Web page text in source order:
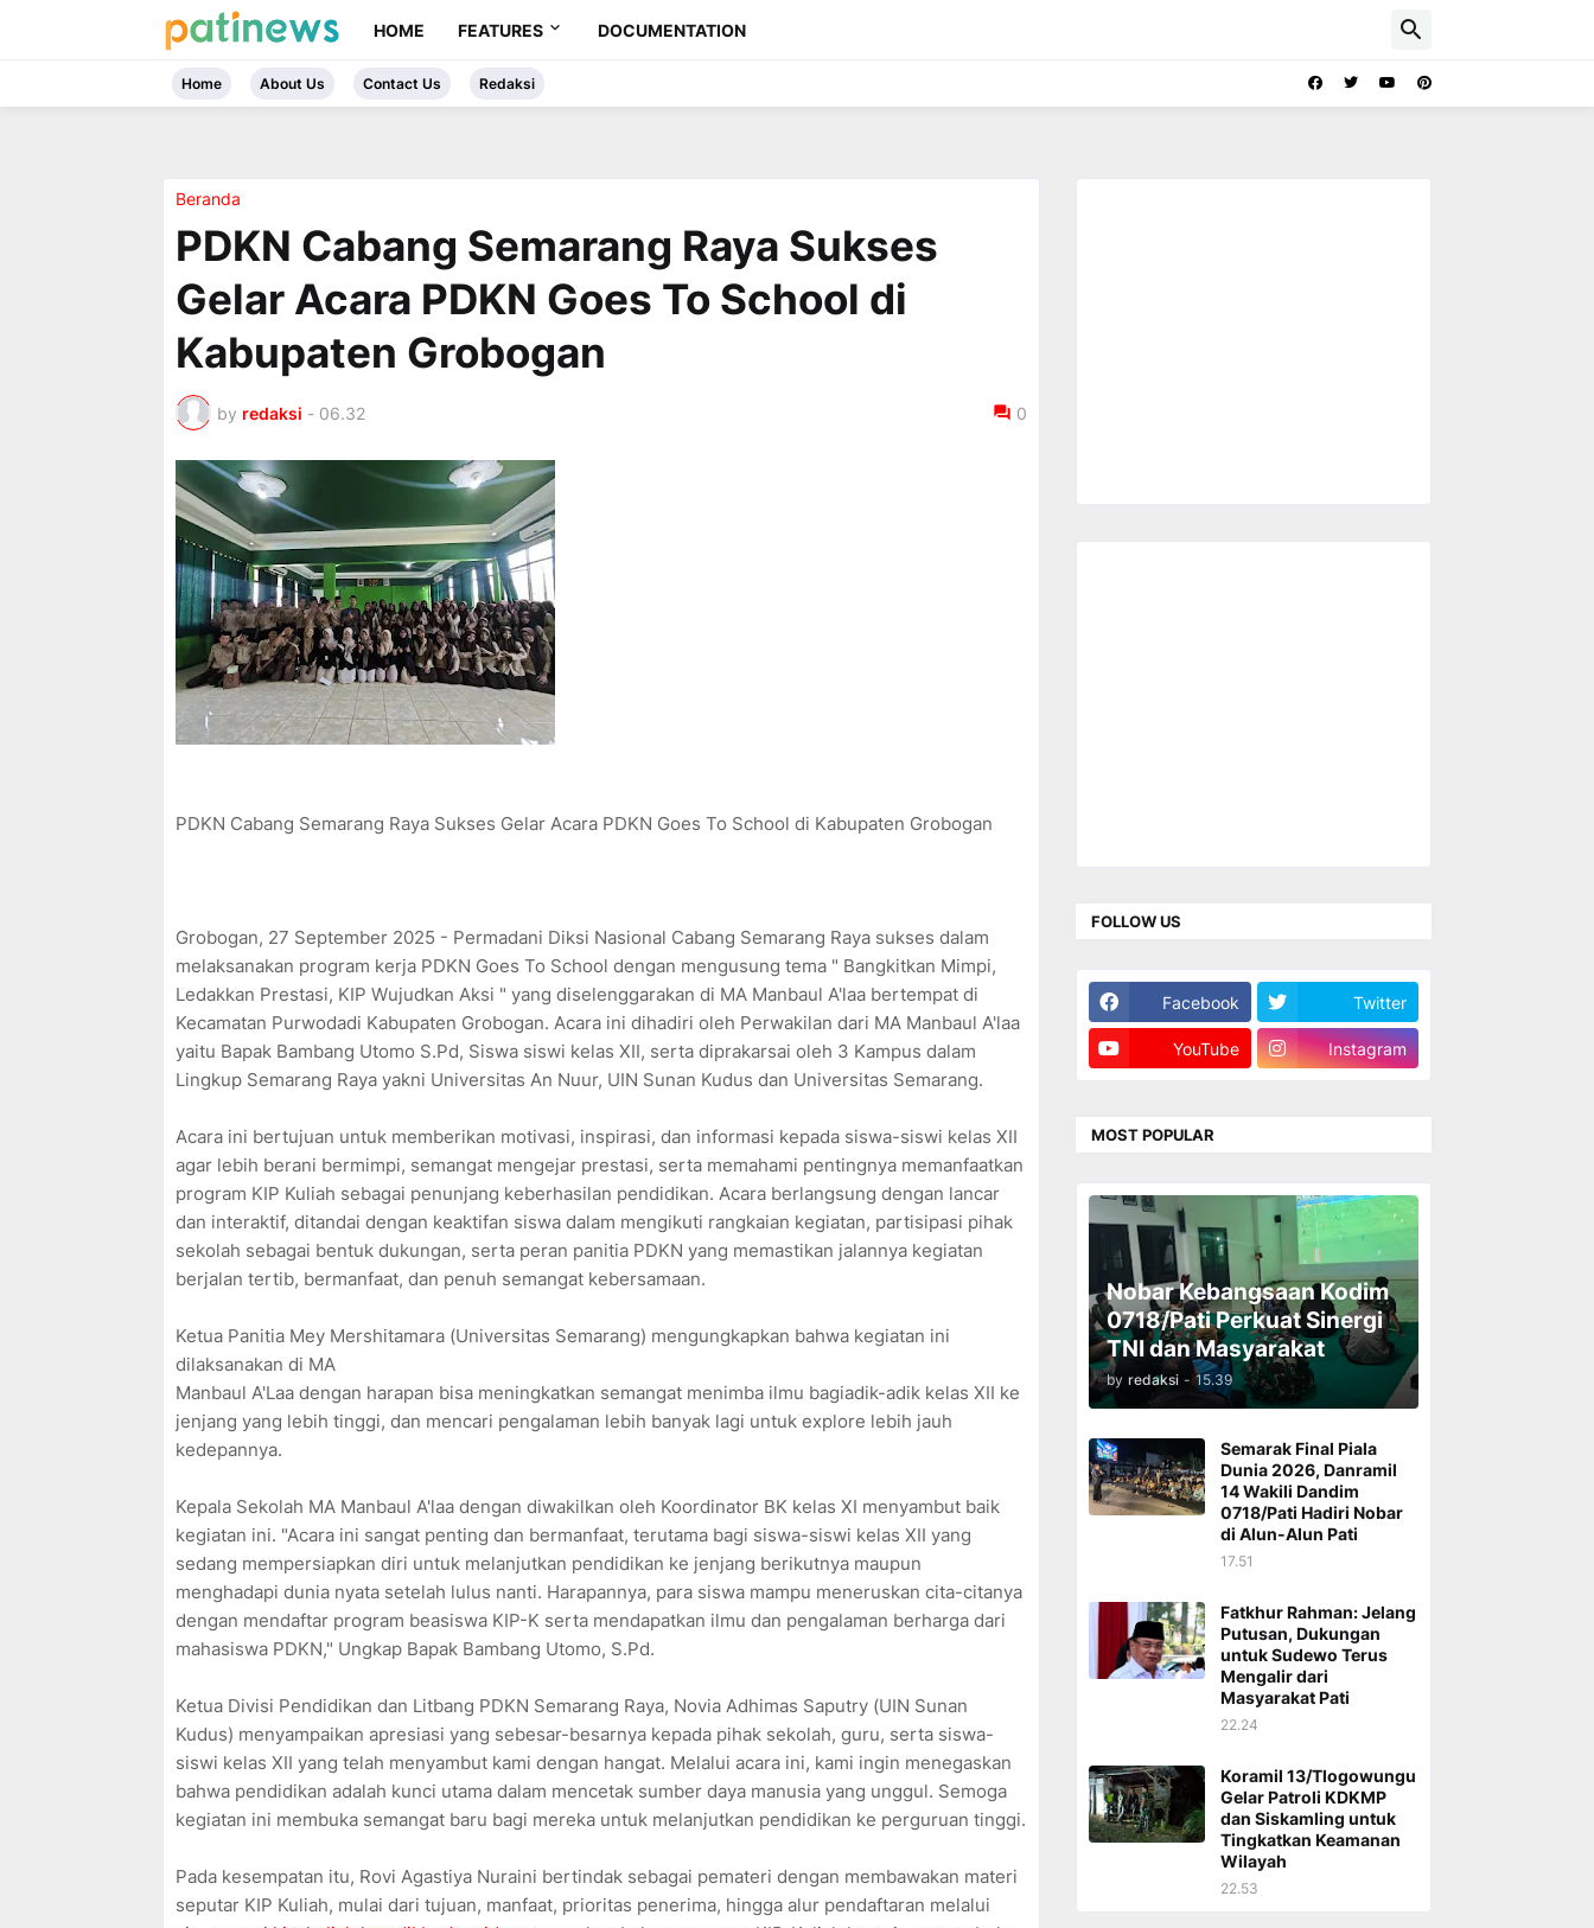
HOME FEATURES DOCUMENTATION
Home About Us Contact Us Redaksi
Beranda
PDKN Cabang Semarang Raya Sukses
Gelar Acara PDKN Goes To School di
Kabupaten Grobogan
by redaksi - 06.32 0
PDKN Cabang Semarang Raya Sukses Gelar Acara PDKN Goes To School di Kabupaten Grobogan
Grobogan, 27 September 2025 - Permadani Diksi Nasional Cabang Semarang Raya sukses dalam
melaksanakan program kerja PDKN Goes To School dengan mengusung tema " Bangkitkan Mimpi,
Ledakkan Prestasi, KIP Wujudkan Aksi " yang diselenggarakan di MA Manbaul A'laa bertempat di
Kecamatan Purwodadi Kabupaten Grobogan. Acara ini dihadiri oleh Perwakilan dari MA Manbaul A'laa
yaitu Bapak Bambang Utomo S.Pd, Siswa siswi kelas XII, serta diprakarsai oleh 3 Kampus dalam
Lingkup Semarang Raya yakni Universitas An Nuur, UIN Sunan Kudus dan Universitas Semarang.
Acara ini bertujuan untuk memberikan motivasi, inspirasi, dan informasi kepada siswa-siswi kelas XII
agar lebih berani bermimpi, semangat mengejar prestasi, serta memahami pentingnya memanfaatkan
program KIP Kuliah sebagai penunjang keberhasilan pendidikan. Acara berlangsung dengan lancar
dan interaktif, ditandai dengan keaktifan siswa dalam mengikuti rangkaian kegiatan, partisipasi pihak
sekolah sebagai bentuk dukungan, serta peran panitia PDKN yang memastikan jalannya kegiatan
berjalan tertib, bermanfaat, dan penuh semangat kebersamaan.
Ketua Panitia Mey Mershitamara (Universitas Semarang) mengungkapkan bahwa kegiatan ini
dilaksanakan di MA
Manbaul A'Laa dengan harapan bisa meningkatkan semangat menimba ilmu bagiadik-adik kelas XII ke
jenjang yang lebih tinggi, dan mencari pengalaman lebih banyak lagi untuk explore lebih jauh
kedepannya.
Kepala Sekolah MA Manbaul A'laa dengan diwakilkan oleh Koordinator BK kelas XI menyambut baik
kegiatan ini. "Acara ini sangat penting dan bermanfaat, terutama bagi siswa-siswi kelas XII yang
sedang mempersiapkan diri untuk melanjutkan pendidikan ke jenjang berikutnya maupun
menghadapi dunia nyata setelah lulus nanti. Harapannya, para siswa mampu meneruskan cita-citanya
dengan mendaftar program beasiswa KIP-K serta mendapatkan ilmu dan pengalaman berharga dari
mahasiswa PDKN," Ungkap Bapak Bambang Utomo, S.Pd.
Ketua Divisi Pendidikan dan Litbang PDKN Semarang Raya, Novia Adhimas Saputry (UIN Sunan
Kudus) menyampaikan apresiasi yang sebesar-besarnya kepada pihak sekolah, guru, serta siswa-
siswi kelas XII yang telah menyambut kami dengan hangat. Melalui acara ini, kami ingin menegaskan
bahwa pendidikan adalah kunci utama dalam mencetak sumber daya manusia yang unggul. Semoga
kegiatan ini membuka semangat baru bagi mereka untuk melanjutkan pendidikan ke perguruan tinggi.
Pada kesempatan itu, Rovi Agastiya Nuraini bertindak sebagai pemateri dengan membawakan materi
seputar KIP Kuliah, mulai dari tujuan, manfaat, prioritas penerima, hingga alur pendaftaran melalui
FOLLOW US
Facebook Twitter
YouTube Instagram
MOST POPULAR
Nobar Kebangsaan Kodim
0718/Pati Perkuat Sinergi
TNI dan Masyarakat
by redaksi - 15.39
Semarak Final Piala
Dunia 2026, Danramil
14 Wakili Dandim
0718/Pati Hadiri Nobar
di Alun-Alun Pati
17.51
Fatkhur Rahman: Jelang
Putusan, Dukungan
untuk Sudewo Terus
Mengalir dari
Masyarakat Pati
22.24
Koramil 13/Tlogowungu
Gelar Patroli KDKMP
dan Siskamling untuk
Tingkatkan Keamanan
Wilayah
22.53